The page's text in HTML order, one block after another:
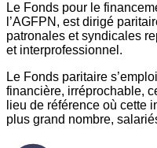
Le Fonds pour le
l’AGFPN, est dirigé
patronales et syndicales
et interprofessionnel.
Le Fonds paritaire
financière, irréprochable,
lieu de référence où cette
plus grand nombre,